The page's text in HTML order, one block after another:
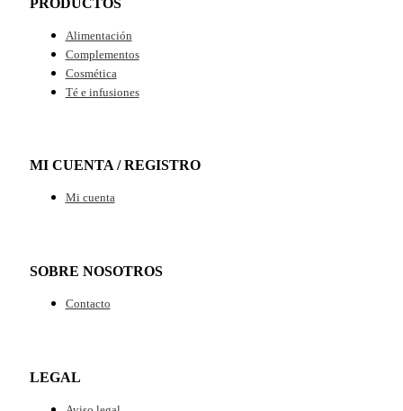
Alimentación
Complementos
Cosmética
Té e infusiones
MI CUENTA / REGISTRO
Mi cuenta
SOBRE NOSOTROS
Contacto
LEGAL